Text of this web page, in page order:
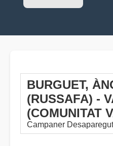
BURGUET,
(RUSSAFA) -
(COMUNITAT
Campaner Desaparegut